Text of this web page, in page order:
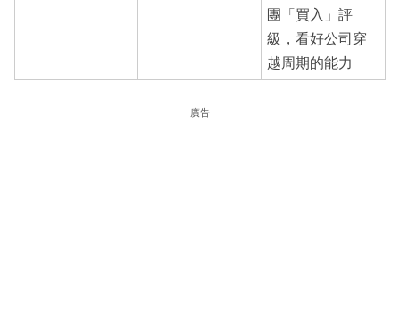
團「買入」評
級，看好公司穿
越周期的能力
廣告